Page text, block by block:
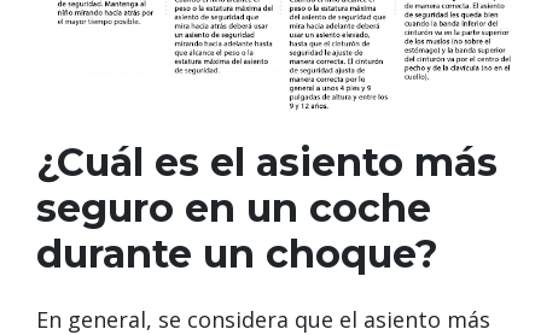
¿Cuál es el asiento más
seguro en un coche
durante un choque?
En general, se considera que el asiento más